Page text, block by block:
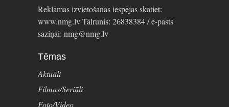
Reklāmas izvietošanas iespējas skatiet:
www.nmg.lv Tālrunis: 26838384 / e-pasts
saziņai: nmg@nmg.lv
Tēmas
Aktuāli
Filmas/Seriāli
Foto/Video